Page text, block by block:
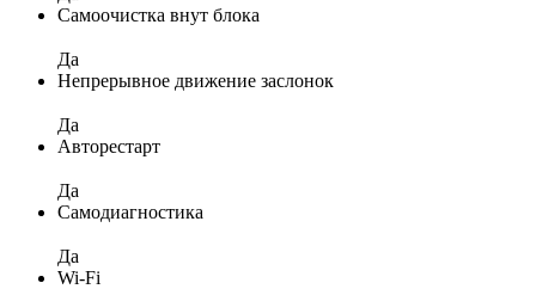
Самоочистка внут блока
Да
Непрерывное движение заслонок
Да
Авторестарт
Да
Самодиагностика
Да
Wi-Fi